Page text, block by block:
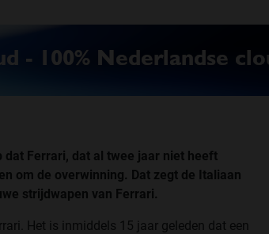
Ferrari, dat al twee jaar niet heeft
om de overwinning. Dat zegt de Italiaan
strijdwapen van Ferrari.
Het is inmiddels 15 jaar geleden dat een